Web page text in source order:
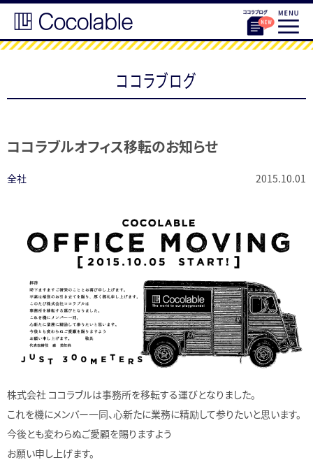
ココラブログ
ココラブルオフィス移転のお知らせ
全社 2015.10.01
株式会社 ココラブルは事務所を移転する運びとなりました。
これを機にメンバー一同、心新たに業務に精励して参りたいと思います。
今後とも変わらぬご愛顧を賜りますよう
お願い申し上げます。